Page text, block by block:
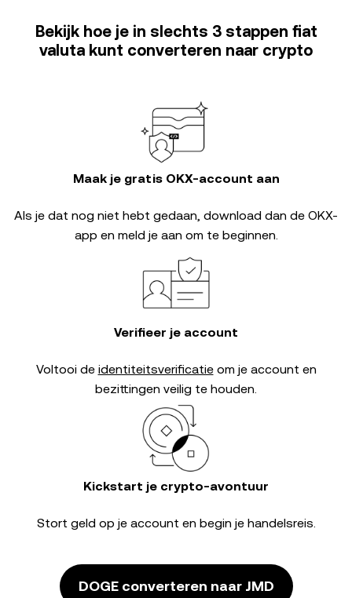
Bekijk hoe je in slechts 3 stappen fiat
valuta kunt converteren naar crypto
Maak je gratis OKX-account aan
Als je dat nog niet hebt gedaan, download dan de OKX-
app en meld je aan om te beginnen.
Verifieer je account
Voltooi de identiteitsverificatieom je account en
bezittingen veilig te houden.
Kickstart je crypto-avontuur
Stort geld op je account en begin je handelsreis.
DOGE converteren naar JMD